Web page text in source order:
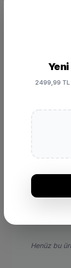
★★ ★ (0
Bu ürünü satın
Henüz bu
2499,99